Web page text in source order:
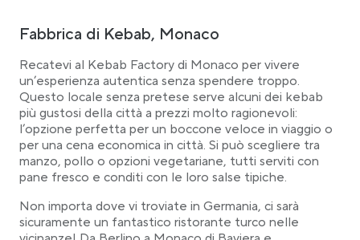
Fabbrica di Kebab, Monaco
Recatevi al Kebab Factory di Monaco per vivere
un’esperienza autentica senza spendere troppo.
Questo locale senza pretese serve alcuni dei kebab
più gustosi della città a prezzi molto ragionevoli:
l’opzione perfetta per un boccone veloce in viaggio o
per una cena economica in città. Si può scegliere tra
manzo, pollo o opzioni vegetariane, tutti serviti con
pane fresco e conditi con le loro salse tipiche.
Non importa dove vi troviate in Germania, ci sarà
sicuramente un fantastico ristorante turco nelle